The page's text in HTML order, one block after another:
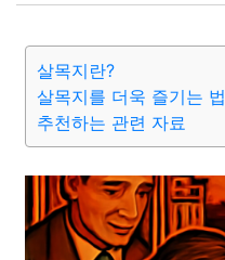
살목지란?
살목지를 더욱 즐기는 법
추천하는 관련 자료